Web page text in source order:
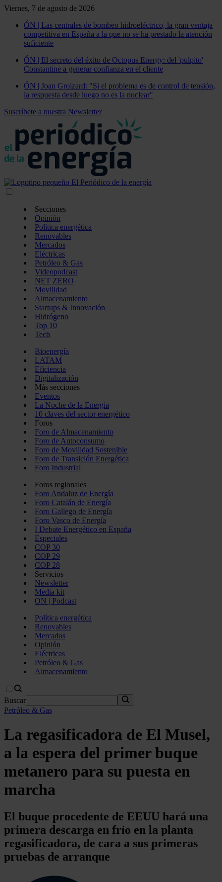
Viernes, 7 de agosto de 2026
ÓN | Las centrales de bombeo hidroeléctrico, la gran ventaja
competitiva en España a la que no se ha prestado la atención
suficiente
ÓN | El secreto del éxito de Octopus Energy: del 'pulpito'
Constantine a generar confianza en el cliente
ÓN | Joan Groizard: "Si el problema es de control de tensión,
la respuesta desde luego no es la nuclear"
Suscríbete a nuestra Newsletter
Secciones
Opinión
Política energética
Renovables
Mercados
Eléctricas
Petróleo & Gas
Videopodcast
NET ZERO
Movilidad
Almacenamiento
Startups & Innovación
Hidrógeno
Top 10
Tech
Bioenergía
LATAM
Eficiencia
Digitalización
Más secciones
Eventos
La Noche de la Energía
10 claves del sector energético
Foros
Foro de Almacenamiento
Foro de Autoconsumo
Foro de Movilidad Sostenible
Foro de Transición Energética
Foro Industrial
Foros regionales
Foro Andaluz de Energía
Foro Catalán de Energía
Foro Gallego de Energía
Foro Vasco de Energía
I Debate Energético en España
Especiales
COP 30
COP 29
COP 28
Servicios
Newsletter
Media kit
ON | Podcast
Política energética
Renovables
Mercados
Opinión
Eléctricas
Petróleo & Gas
Almacenamiento
Buscar
Petróleo & Gas
La regasificadora de El Musel,
a la espera del primer buque
metanero para su puesta en
marcha
El buque procedente de EEUU hará una
primera descarga en frío en la planta
regasificadora, de cara a sus primeras
pruebas de arranque